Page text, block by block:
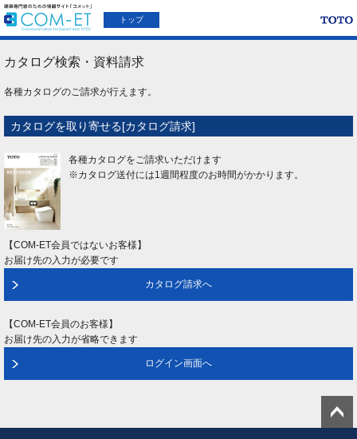
トップ
カタログ検索・資料請求
各種カタログのご請求が行えます。
カタログを取り寄せる[カタログ請求]
各種カタログをご請求いただけます
※カタログ送付には1週間程度のお時間がかかります。
【COM-ET会員ではないお客様】
お届け先の入力が必要です
カタログ請求へ
【COM-ET会員のお客様】
お届け先の入力が省略できます
ログイン画面へ